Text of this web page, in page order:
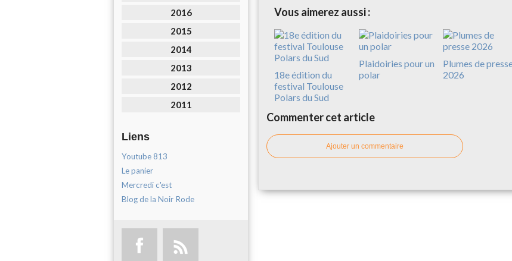
2016
2015
2014
2013
2012
2011
Liens
Youtube 813
Le panier
Mercredi c'est
Blog de la Noir Rode
Vous aimerez aussi :
18e édition du
festival Toulouse
Polars du Sud
Plaidoiries pour un
polar
Plumes de
2026
Commenter cet article
Ajouter un commentaire